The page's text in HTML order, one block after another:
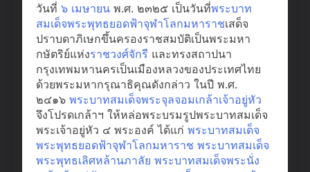
วันที่ ๖ เมษายน ​ พ.ศ. ๒๓๒๕ เป็นวันที่พระบาท
สมเด็จพระพุทธยอดฟ้าจุฬาโลกมหาราชเสด็จ
ปราบดาภิเษกขึ้นครองราชสมบัติเป็นพระมหา
กษัตริย์แห่งราชวงศ์จักรี และทรงสถาปนา
กรุงเทพมหานครเป็นเมืองหลวงของประเทศไทย
ด้วยพระมหากรุณาธิคุณดังกล่าว ในปี พ.ศ.
๒๔๑๖ พระบาทสมเด็จพระจุลจอมเกล้าเจ้าอยู่หัว
จึงโปรดเกล้าฯ ให้หล่อพระบรมรูปพระบาทสมเด็จ
พระเจ้าอยู่หัว ๔ พระองค์ ได้แก่ พระบาทสมเด็จ
พระพุทธยอดฟ้าจุฬาโลกมหาราช พระบาทสมเด็จ
พระพุทธเลิศหล้านภาลัย พระบาทสมเด็จพระนั่ง